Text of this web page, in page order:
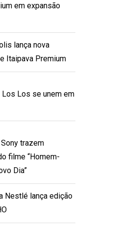
em expansão
lança nova
Itaipava Premium
Los Los se unem em
trazem
filme “Homem-
Dia”
Nestlé lança edição